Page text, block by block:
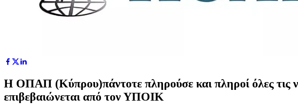
Η ΟΠΑΠ (Κύπρου)πάντοτε πληρούσε και πληροί όλες τις
επιβεβαιώνεται από τον ΥΠΟΙΚ